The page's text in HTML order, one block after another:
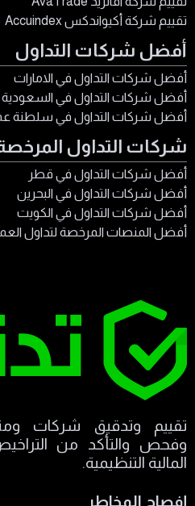
تقييم شركة أكيواندكس Accuindex
أفضل شركات التداول
أفضل شركات التداول في الامارات
أفضل شركات التداول في السعودية
أفضل شركات التداول في سلطنة
شركات التداول
أفضل شركات التداول في قطر
أفضل شركات التداول في البحرين
أفضل شركات التداول في الكويت
أفضل المنصات المرخصة لتداول
تقييم وتدقيق شركات
وفحص والتأكد من
المالية التنظيمية.
إفصاح المخاطر